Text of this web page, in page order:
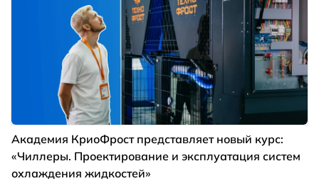
Академия КриоФрост представляет новый курс:
«Чиллеры. Проектирование и эксплуатация систем
охлаждения жидкостей»